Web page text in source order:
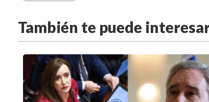
También te puede